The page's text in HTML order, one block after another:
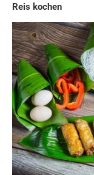
Reis kochen